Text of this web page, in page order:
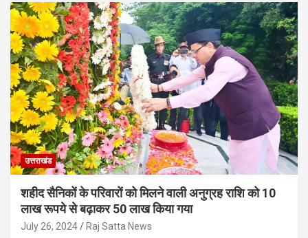
उत्तराखंड
शहीद सैनिकों के परिवारों को मिलने वाली अनुग्रह राशि को 10
लाख रूपये से बढ़ाकर 50 लाख किया गया
July 26, 2024 Raj Satta News